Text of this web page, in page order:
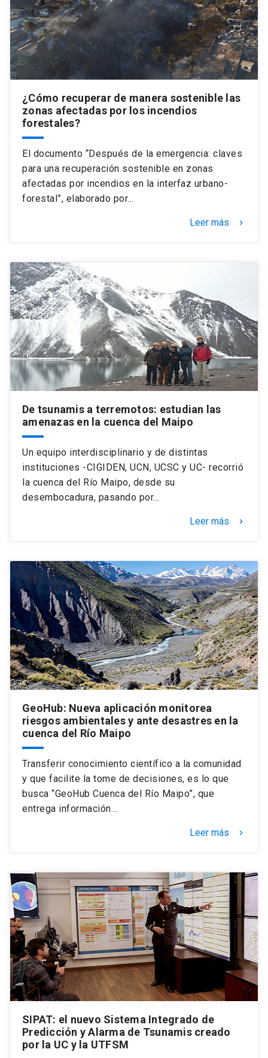
¿Cómo recuperar de manera sostenible las
zonas afectadas por los incendios
forestales?
El documento “Después de la emergencia: claves
para una recuperación sostenible en zonas
afectadas por incendios en la interfaz urbano-
forestal”, elaborado por…
Leer más keyboard_arrow_right
De tsunamis a terremotos: estudian las
amenazas en la cuenca del Maipo
Un equipo interdisciplinario y de distintas
instituciones -CIGIDEN, UCN, UCSC y UC- recorrió
la cuenca del Río Maipo, desde su
desembocadura, pasando por…
Leer más keyboard_arrow_right
GeoHub: Nueva aplicación monitorea
riesgos ambientales y ante desastres en la
cuenca del Río Maipo
Transferir conocimiento científico a la comunidad
y que facilite la tome de decisiones, es lo que
busca “GeoHub Cuenca del Río Maipo”, que
entrega información…
Leer más keyboard_arrow_right
SIPAT: el nuevo Sistema Integrado de
Predicción y Alarma de Tsunamis creado
por la UC y la UTFSM